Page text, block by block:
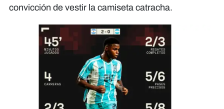
convicción de vestir la camiseta catracha.